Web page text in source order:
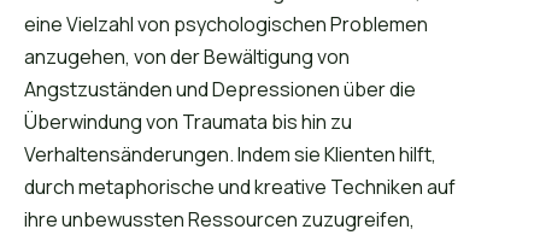
eine Vielzahl von psychologischen Problemen
anzugehen, von der Bewältigung von
Angstzuständen und Depressionen über die
Überwindung von Traumata bis hin zu
Verhaltensänderungen. Indem sie Klienten hilft,
durch metaphorische und kreative Techniken auf
ihre unbewussten Ressourcen zuzugreifen,